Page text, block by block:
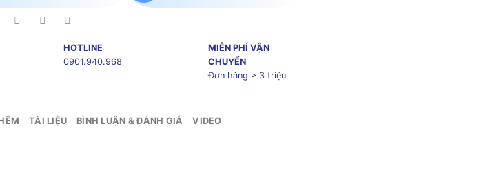
HOTLINE
0901.940.968
MIỄN PHÍ VẬN
CHUYỂN
Đơn hàng > 3 triệu
TÀI LIỆU BÌNH LUẬN & ĐÁNH GIÁ VIDEO